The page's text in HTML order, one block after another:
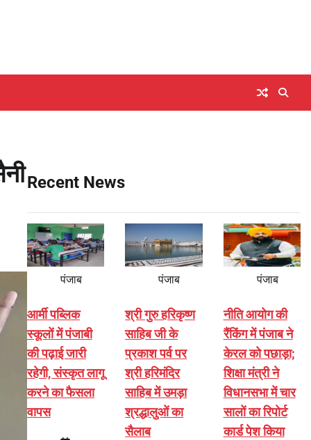
Recent News
पंजाब
आर्मी पब्लिक
स्कूलों में पंजाबी
की पढ़ाई जारी
रहेगी, संस्कृत लागू
करने का फैसला
वापस
पंजाब
श्री गुरु हरिकृष्ण
साहिब जी के
प्रकाश पर्व पर
श्री हरिमंदिर
साहिब में उमड़ा
श्रद्धालुओं का
सैलाब
पंजाब
नीति आयोग की
रैंकिंग में पंजाब ने
केरल को पछाड़ा;
शिक्षा मंत्री ने
विधानसभा में चार
सालों का रिपोर्ट
कार्ड पेश किया